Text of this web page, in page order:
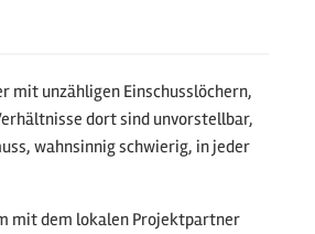
mit unzähligen Einschusslöchern,
dort sind unvorstellbar,
wahnsinnig schwierig, in jeder
mit dem lokalen Projektpartner